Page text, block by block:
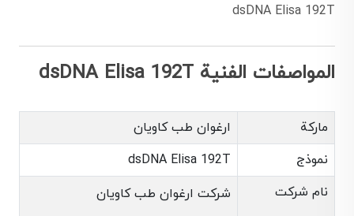
dsDNA Elisa 192T
المواصفات الفنية dsDNA Elisa 192T
ماركة
ارغوان طب کاویان
نموذج
dsDNA Elisa 192T
نام شرکت
شرکت ارغوان طب کاویان